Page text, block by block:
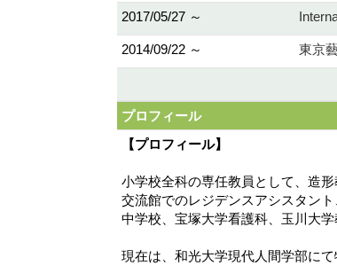
2017/05/27 ～
2014/09/22 ～ 東京
プロフィール
【プロフィール】
小学校全科の専任教員として、造
交流館でのレジデンスアシスタン
中学校、宝塚大学看護科、玉川大
現在は、和光大学現代人間学部に